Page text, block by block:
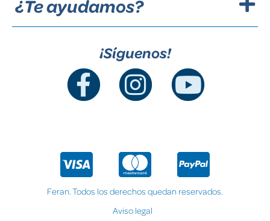
¿Te ayudamos?
¡Síguenos!
Feran. Todos los derechos quedan reservados.
Aviso legal